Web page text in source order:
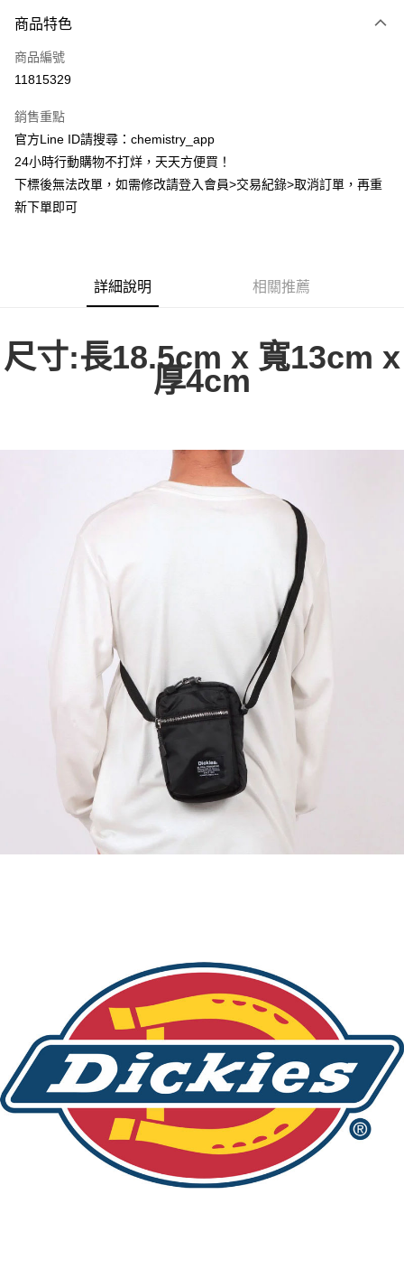
信用卡一次付款
超商取貨付款
Apple Pay
街口支付
悠遊付
全家取貨付款
付款後全家取貨
每筆NT$60，滿NT$399(含以上)免運費
每筆NT$60，滿NT$399(含以上)免運費
每筆NT$60，滿NT$399(含以上)免運費
商品特色
商品編號
11815329
銷售重點
官方Line ID請搜尋：chemistry_app
24小時行動購物不打烊，天天方便買！
下標後無法改單，如需修改請登入會員>交易紀錄>取消訂單，再重
新下單即可
詳細說明 相關推薦
尺寸:長18.5cm x 寬13cm x
厚4cm